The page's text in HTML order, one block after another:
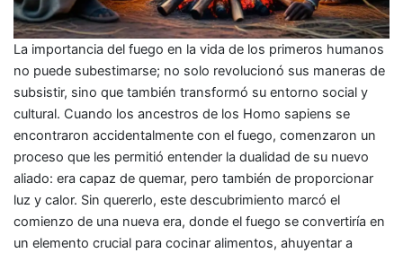
La importancia del fuego en la vida de los primeros humanos
no puede subestimarse; no solo revolucionó sus maneras de
subsistir, sino que también transformó su entorno social y
cultural. Cuando los ancestros de los Homo sapiens se
encontraron accidentalmente con el fuego, comenzaron un
proceso que les permitió entender la dualidad de su nuevo
aliado: era capaz de quemar, pero también de proporcionar
luz y calor. Sin quererlo, este descubrimiento marcó el
comienzo de una nueva era, donde el fuego se convertiría en
un elemento crucial para cocinar alimentos, ahuyentar a